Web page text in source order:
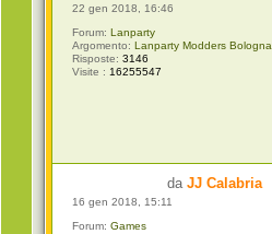
22 gen 2018, 16:46
Forum: Lanparty
Argomento: Lanparty Modders Bologna
Risposte: 3146
Visite : 16255547
daJJ Calabria
16 gen 2018, 15:11
Forum: Games